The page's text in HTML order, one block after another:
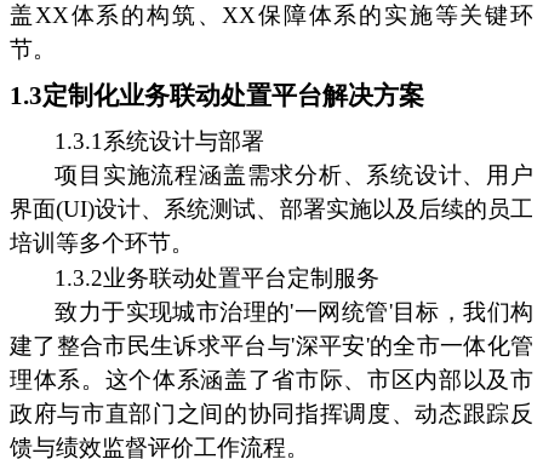
盖XX体系的构筑、XX保障体系的实施等关键环
节。
1.3定制化业务联动处置平台解决方案
1.3.1系统设计与部署
项目实施流程涵盖需求分析、系统设计、用户
界面(UI)设计、系统测试、部署实施以及后续的员工
培训等多个环节。
1.3.2业务联动处置平台定制服务
致力于实现城市治理的'一网统管'目标，我们构
建了整合市民生诉求平台与'深平安'的全市一体化管
理体系。这个体系涵盖了省市际、市区内部以及市
政府与市直部门之间的协同指挥调度、动态跟踪反
馈与绩效监督评价工作流程。